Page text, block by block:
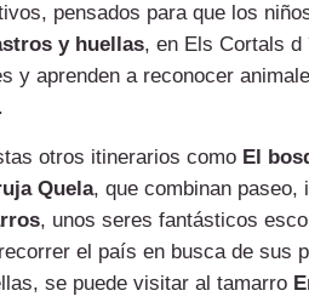
pensados para que los
y huellas, en Els Cortals d
y aprenden a reconocer
otros itinerarios como El
Quela, que combinan paseo,
, unos seres fantásticos
el país en busca de sus
se puede visitar al tamarro